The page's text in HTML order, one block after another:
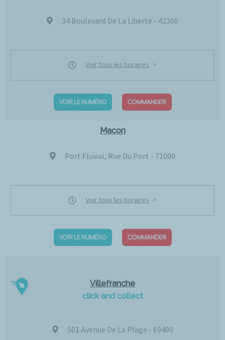
34 Boulevard De La Liberté - 42300
Voir tous les horaires
VOIR LE NUMÉRO COMMANDER
Macon
Port Fluvial, Rue Du Port - 71000
Voir tous les horaires
VOIR LE NUMÉRO COMMANDER
Villefranche
click and collect
501 Avenue De La Plage - 69400